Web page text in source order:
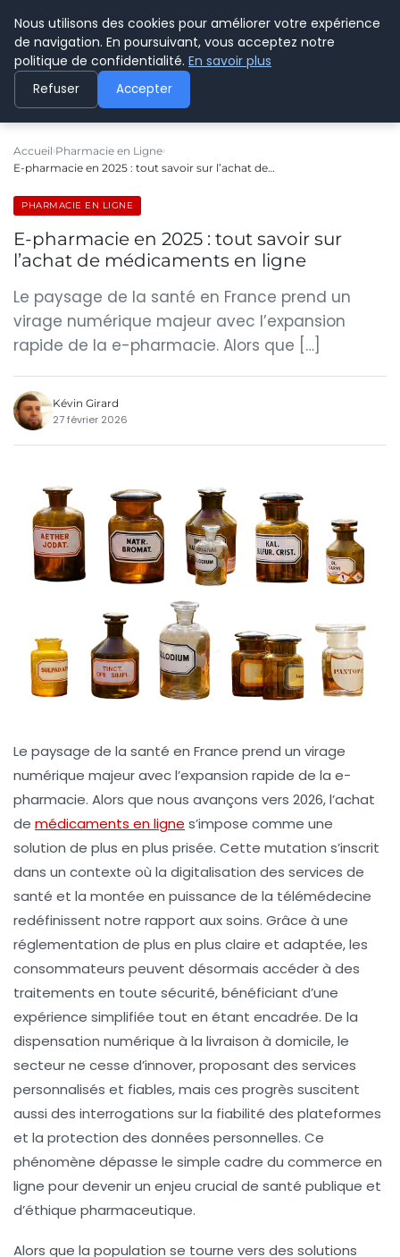
CYBERPARAPHARMACIE
Accueil Pharmacie en Ligne
E-pharmacie en 2025 : tout savoir sur l’achat de…
PHARMACIE EN LIGNE
E-pharmacie en 2025 : tout savoir sur
l’achat de médicaments en ligne
Le paysage de la santé en France prend un
virage numérique majeur avec l’expansion
rapide de la e-pharmacie. Alors que […]
Kévin Girard
27 février 2026
Le paysage de la santé en France prend un virage
numérique majeur avec l’expansion rapide de la e-
pharmacie. Alors que nous avançons vers 2026, l’achat
de médicaments en ligne s’impose comme une
solution de plus en plus prisée. Cette mutation s’inscrit
dans un contexte où la digitalisation des services de
santé et la montée en puissance de la télémédecine
redéfinissent notre rapport aux soins. Grâce à une
réglementation de plus en plus claire et adaptée, les
consommateurs peuvent désormais accéder à des
traitements en toute sécurité, bénéficiant d’une
expérience simplifiée tout en étant encadrée. De la
dispensation numérique à la livraison à domicile, le
secteur ne cesse d’innover, proposant des services
personnalisés et fiables, mais ces progrès suscitent
aussi des interrogations sur la fiabilité des plateformes
et la protection des données personnelles. Ce
phénomène dépasse le simple cadre du commerce en
ligne pour devenir un enjeu crucial de santé publique et
d’éthique pharmaceutique.
Alors que la population se tourne vers des solutions
Nous utilisons des cookies pour améliorer votre expérience
de navigation. En poursuivant, vous acceptez notre
politique de confidentialité. En savoir plus
Refuser Accepter